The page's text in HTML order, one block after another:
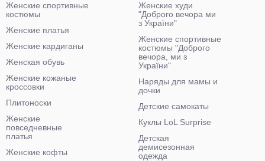
Женские спортивные
костюмы
Женские платья
Женские кардиганы
Женская обувь
Женские кожаные
кроссовки
Плитоноски
Женские
повседневные
платья
Женские кофты
Женские худи
"Доброго вечора ми
з України"
Женские спортивные
костюмы "Доброго
вечора, ми з
України"
Наряды для мамы и
дочки
Детские самокаты
Куклы LoL Surprise
Детская
демисезонная
одежда